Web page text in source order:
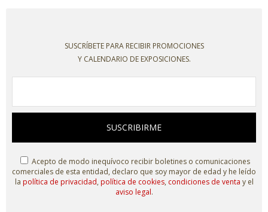
SUSCRÍBETE PARA RECIBIR PROMOCIONES
Y CALENDARIO DE EXPOSICIONES.
SUSCRIBIRME
Acepto de modo inequívoco recibir boletines o comunicaciones
comerciales de esta entidad, declaro que soy mayor de edad y he leído
la política de privacidad, política de cookies, condiciones de venta y el
aviso legal.